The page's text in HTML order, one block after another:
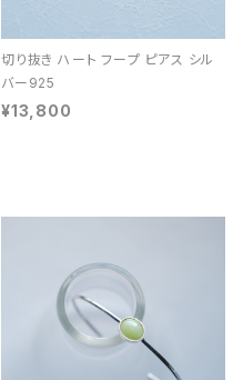
切り抜き ハート フープ ピアス シル
バー925
¥13,800